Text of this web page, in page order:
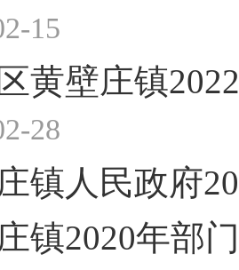
15
黄壁庄镇
28
镇人民政府
镇2020年部